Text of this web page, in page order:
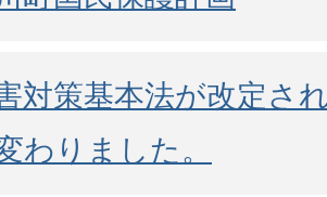
対策基本法が改定さ
わりました。